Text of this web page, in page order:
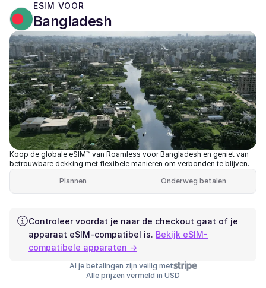
ESIM VOOR
Bangladesh
Koop de globale eSIM™ van Roamless voor Bangladesh en geniet van
betrouwbare dekking met flexibele manieren om verbonden te blijven.
Plannen
Onderweg betalen
Controleer voordat je naar de checkout gaat of je
apparaat eSIM-compatibel is. Bekijk eSIM-
compatibele apparaten →
Al je betalingen zijn veilig met
Alle prijzen vermeld in USD